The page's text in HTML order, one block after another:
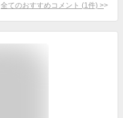
全てのおすすめコメント (1 件) >